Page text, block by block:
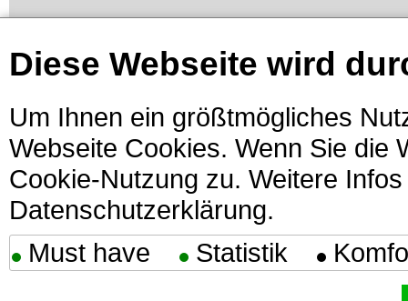
Diese Webseite wird
Um Ihnen ein größtmögliches
Webseite Cookies. Wenn Sie die
Cookie-Nutzung zu. Weitere
Datenschutzerklärung.
Must have
Statistik